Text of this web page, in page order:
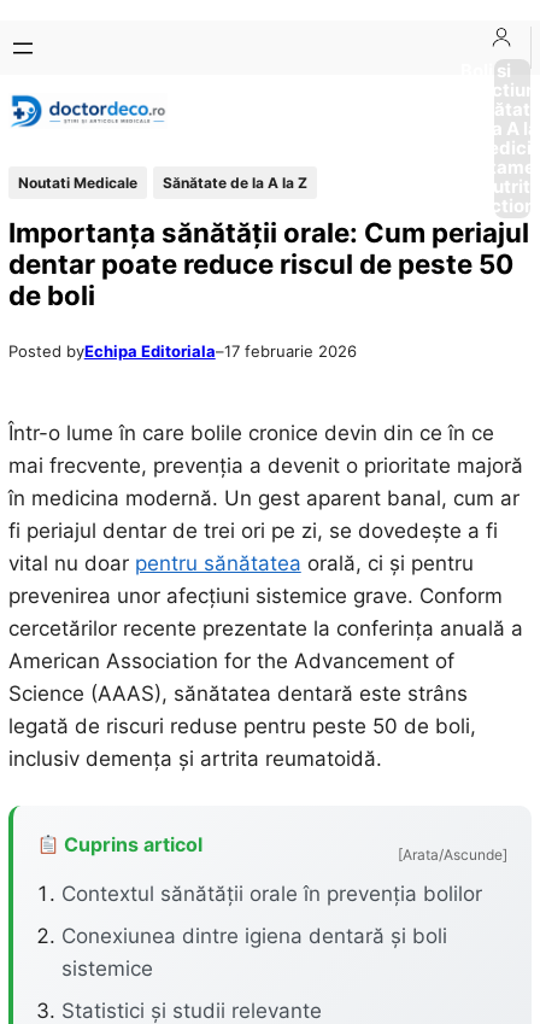
conținut
content
Boli si
Afectiuni
Sănătate
de la A
Noutati Medicale Sănătate de la A la Z
Importanța sănătății orale: Cum periajul
dentar poate reduce riscul de peste 50
de boli
Posted byEchipa Editoriala–17 februarie 2026
Într-o lume în care bolile cronice devin din ce în ce
mai frecvente, prevenția a devenit o prioritate majoră
în medicina modernă. Un gest aparent banal, cum ar
fi periajul dentar de trei ori pe zi, se dovedește a fi
vital nu doar pentru sănătatea orală, ci și pentru
prevenirea unor afecțiuni sistemice grave. Conform
cercetărilor recente prezentate la conferința anuală a
American Association for the Advancement of
Science (AAAS), sănătatea dentară este strâns
legată de riscuri reduse pentru peste 50 de boli,
inclusiv demența și artrita reumatoidă.
Cuprins articol [Arata/Ascunde]
Contextul sănătății orale în prevenția bolilor
Conexiunea dintre igiena dentară și boli
sistemice
Statistici și studii relevante